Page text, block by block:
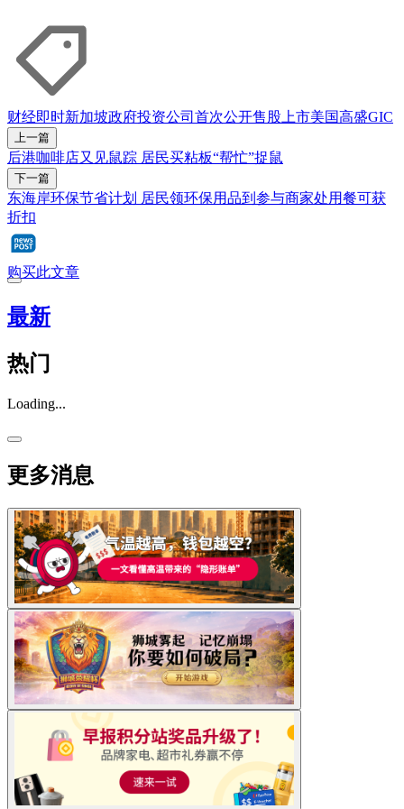
财经即时新加坡政府投资公司 首次公开售股上市美国高盛GIC
上一篇
后港咖啡店又见鼠踪 居民买粘板“帮忙”捉鼠
下一篇
东海岸环保节省计划 居民领环保用品到参与商家处用餐可获
折扣
购买此文章
最新
热门
Loading...
更多消息